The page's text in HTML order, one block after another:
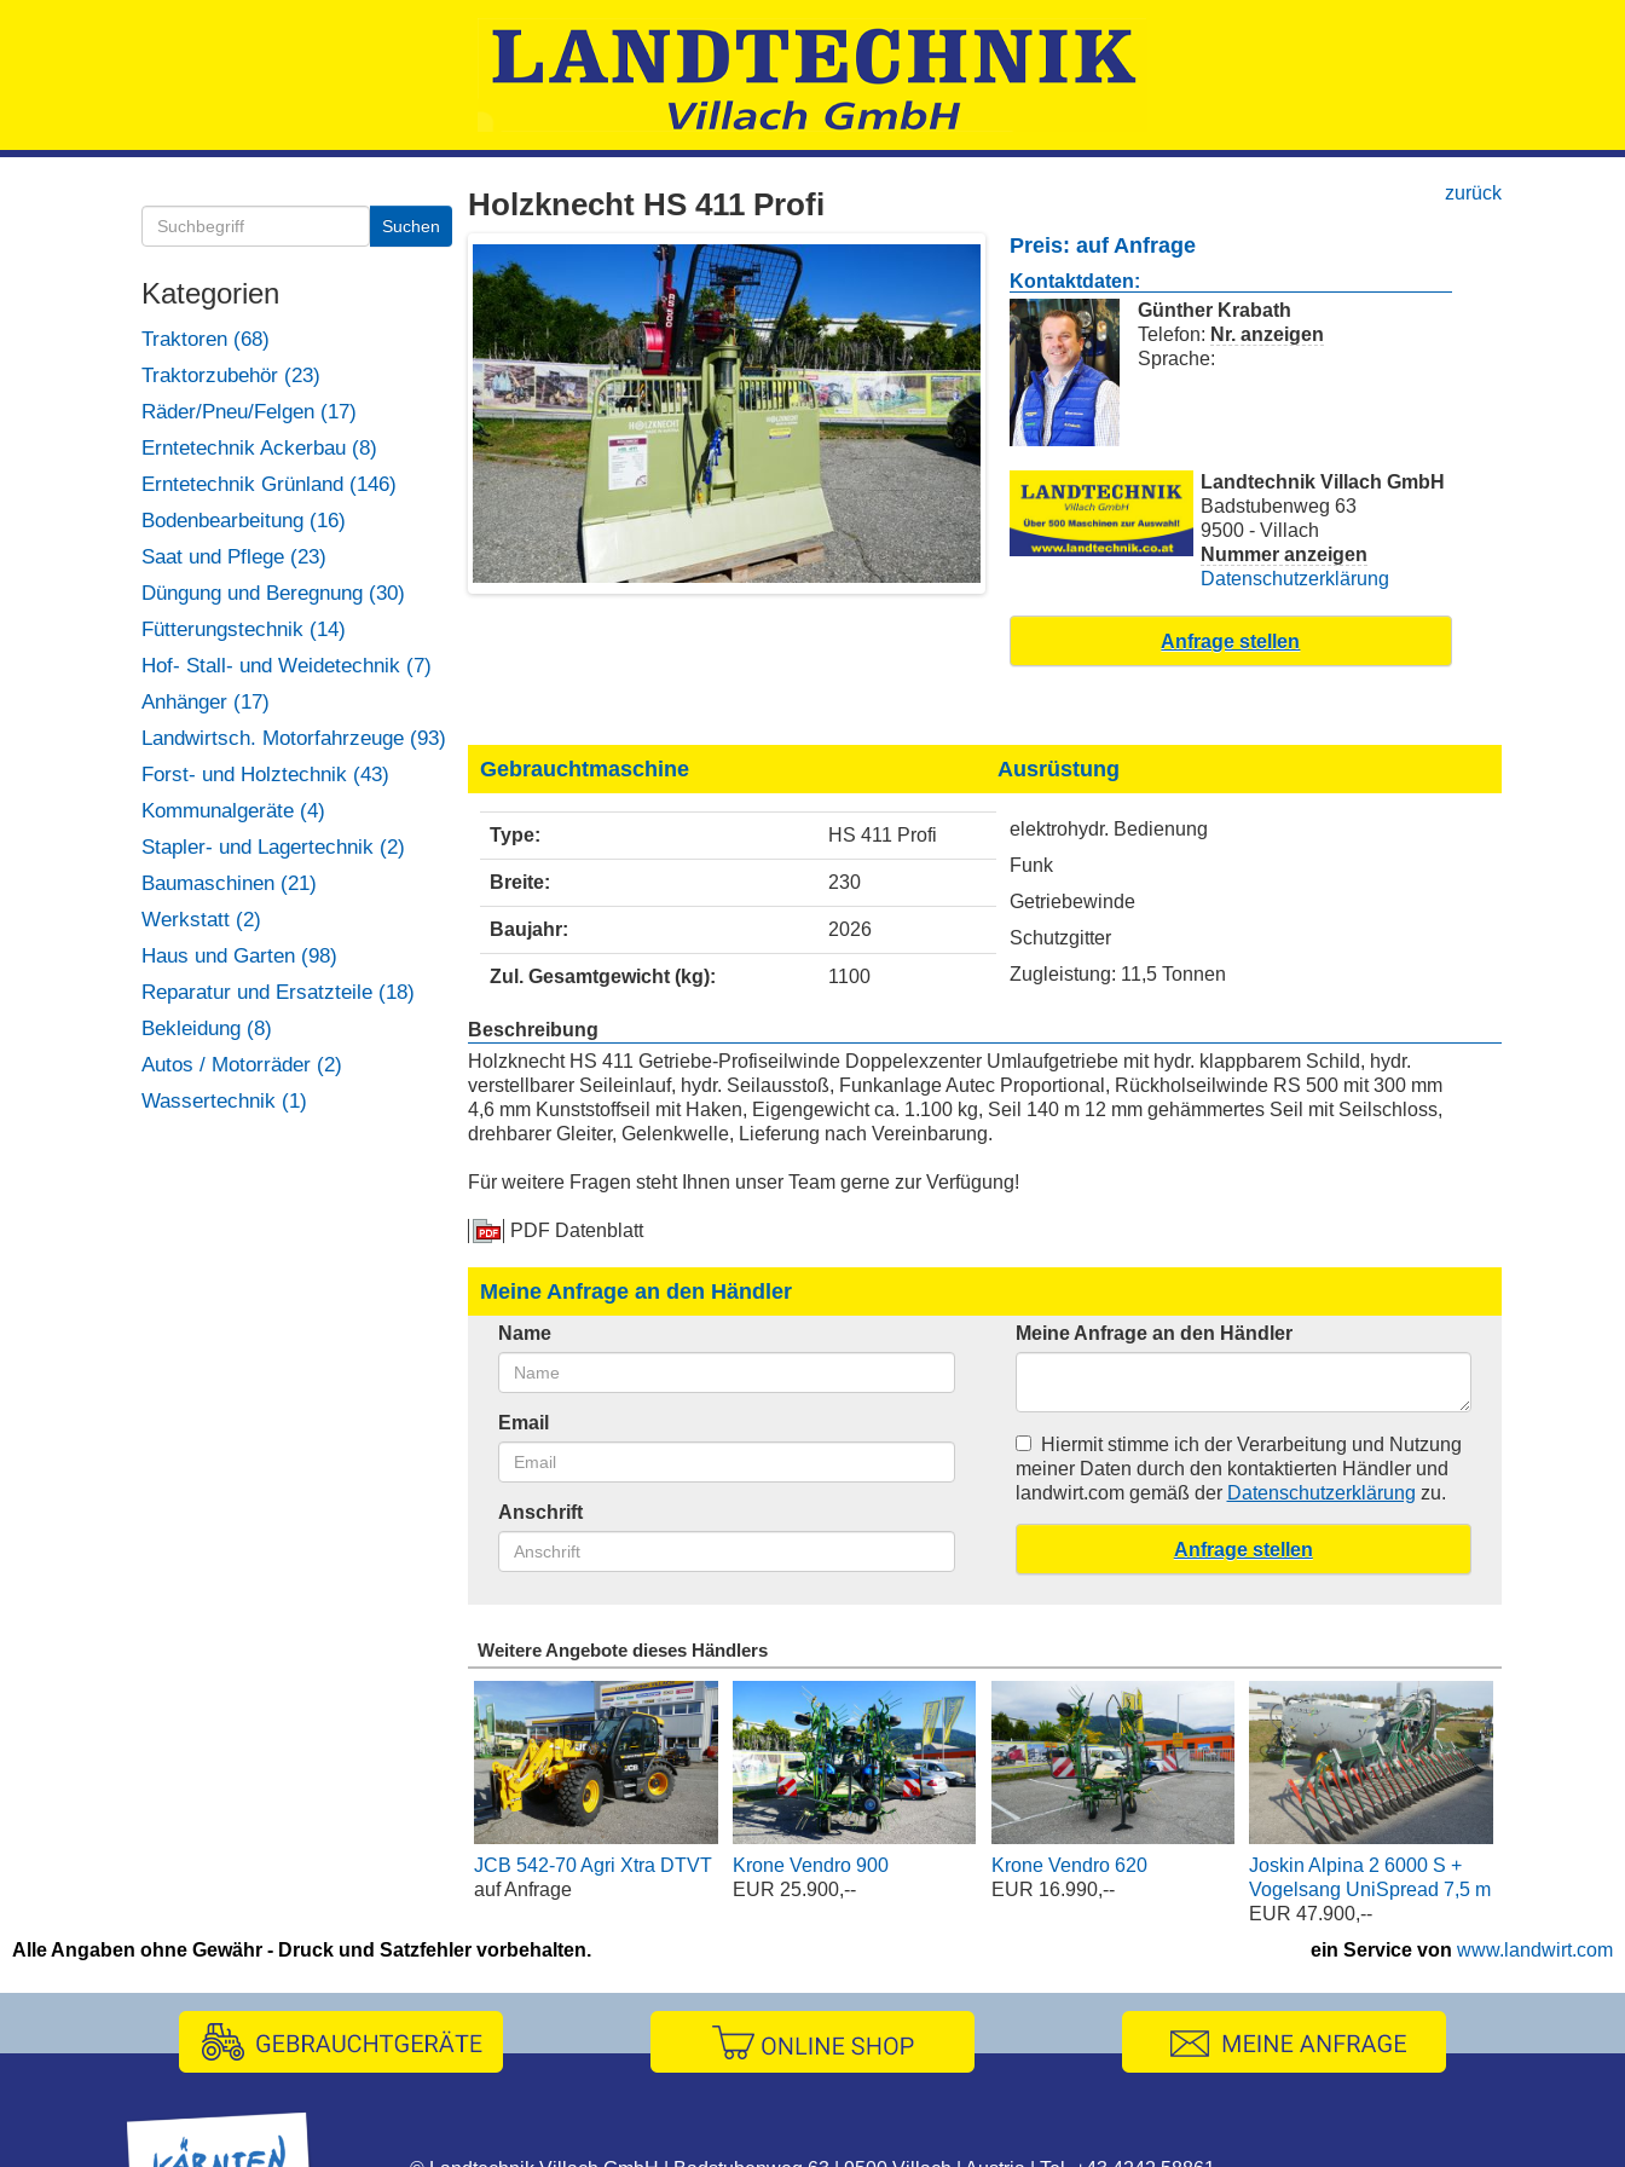
Kategorien
Traktoren (68)
Traktorzubehör (23)
Räder/Pneu/Felgen (17)
Erntetechnik Ackerbau (8)
Erntetechnik Grünland (146)
Bodenbearbeitung (16)
Saat und Pflege (23)
Düngung und Beregnung (30)
Fütterungstechnik (14)
Hof- Stall- und Weidetechnik (7)
Anhänger (17)
Landwirtsch. Motorfahrzeuge (93)
Forst- und Holztechnik (43)
Kommunalgeräte (4)
Stapler- und Lagertechnik (2)
Baumaschinen (21)
Werkstatt (2)
Haus und Garten (98)
Reparatur und Ersatzteile (18)
Bekleidung (8)
Autos / Motorräder (2)
Wassertechnik (1)
Holzknecht HS 411 Profi zurück
Preis: auf Anfrage
Kontaktdaten:
Günther Krabath
Telefon: Nr. anzeigen
Sprache:
Landtechnik Villach GmbH
Badstubenweg 63
9500 - Villach
Nummer anzeigen
Datenschutzerklärung
Gebrauchtmaschine
Type: HS 411 Profi
Breite: 230
Baujahr: 2026
Zul. Gesamtgewicht (kg): 1100
Ausrüstung
elektrohydr. Bedienung
Funk
Getriebewinde
Schutzgitter
Zugleistung: 11,5 Tonnen
Beschreibung
Holzknecht HS 411 Getriebe-Profiseilwinde Doppelexzenter Umlaufgetriebe mit hydr. klappbarem Schild, hydr.
verstellbarer Seileinlauf, hydr. Seilausstoß, Funkanlage Autec Proportional, Rückholseilwinde RS 500 mit 300 mm
4,6 mm Kunststoffseil mit Haken, Eigengewicht ca. 1.100 kg, Seil 140 m 12 mm gehämmertes Seil mit Seilschloss,
drehbarer Gleiter, Gelenkwelle, Lieferung nach Vereinbarung.
Für weitere Fragen steht Ihnen unser Team gerne zur Verfügung!
PDF Datenblatt
Meine Anfrage an den Händler
Name
Email
Anschrift
Meine Anfrage an den Händler
Hiermit stimme ich der Verarbeitung und Nutzung
meiner Daten durch den kontaktierten Händler und
landwirt.com gemäß der Datenschutzerklärung zu.
Weitere Angebote dieses Händlers
JCB 542-70 Agri Xtra DTVT
auf Anfrage
Krone Vendro 900
EUR 25.900,--
Krone Vendro 620
EUR 16.990,--
Joskin Alpina 2 6000 S +
Vogelsang UniSpread 7,5 m
EUR 47.900,--
Alle Angaben ohne Gewähr - Druck und Satzfehler vorbehalten.
ein Service von www.landwirt.com